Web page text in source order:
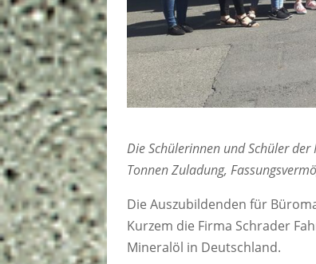
Die Schülerinnen und Schüler
Tonnen Zuladung,
Die Auszubildenden für
Kurzem die Firma Schrader
Mineralöl in Deutschland.